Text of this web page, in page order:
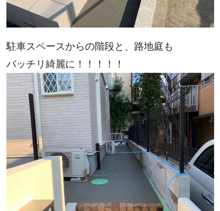
駐車スペースからの階段と、路地庭も
バッチリ綺麗に！！！！！